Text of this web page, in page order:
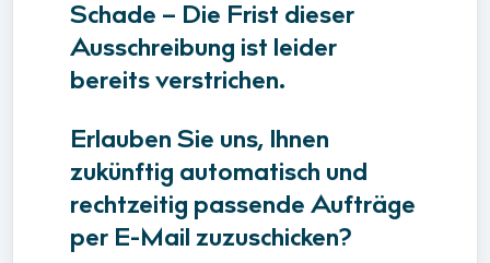
Schade – Die Frist dieser
Ausschreibung ist leider
bereits verstrichen.
Erlauben Sie uns, Ihnen
zukünftig automatisch und
rechtzeitig passende Aufträge
per E-Mail zuzuschicken?